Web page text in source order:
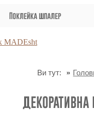
Поклейка шпалер
Ви тут:
ДЕКОРАТИВНА